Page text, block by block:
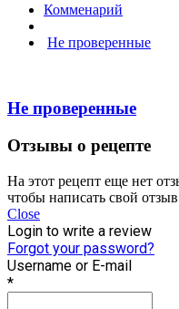
Комменарий
Не проверенные
Не проверенные
Отзывы о рецепте
На этот рецепт еще нет
чтобы написать свой отзыв
Close
Login to write a review
Forgot your password?
Username or E-mail
*